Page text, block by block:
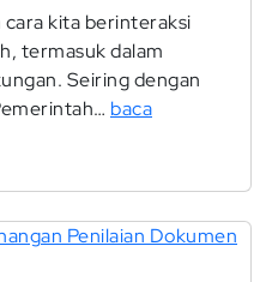
kita berinteraksi
termasuk dalam
Seiring dengan
baca